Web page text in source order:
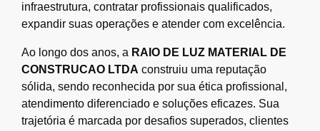
infraestrutura, contratar profissionais qualificados,
expandir suas operações e atender com excelência.
Ao longo dos anos, a RAIO DE LUZ MATERIAL DE
CONSTRUCAO LTDA construiu uma reputação
sólida, sendo reconhecida por sua ética profissional,
atendimento diferenciado e soluções eficazes. Sua
trajetória é marcada por desafios superados, clientes